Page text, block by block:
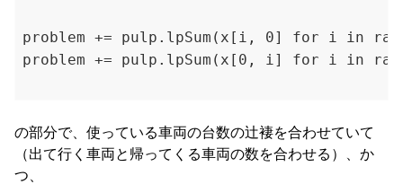
problem += pulp.lpSum(x[i, 0] for i in
の部分で、使っている車両の台数の辻褄を合わせていて
（出て行く車両と帰ってくる車両の数を合わせる）、か
つ、